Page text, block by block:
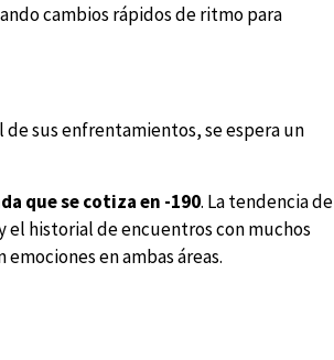
cambios rápidos de ritmo para
sus enfrentamientos, se espera un
que se cotiza en -190. La tendencia de
el historial de encuentros con muchos
en ambas áreas.